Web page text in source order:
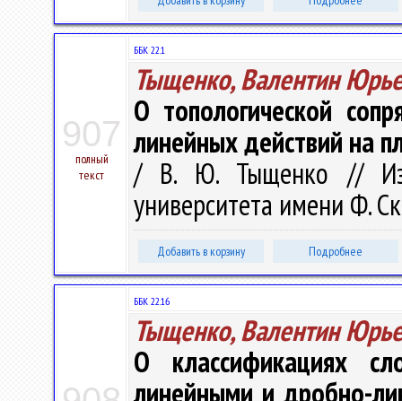
907
полный
текст
ББК 22.1
Тыщенко, Валентин
О топологической
линейных действий на
/ В. Ю. Тыщенко //
университета имени Ф.
Добавить в корзину Подробнее
ББК 22.16
Тыщенко, Валентин
О классификациях
линейными и дробно-